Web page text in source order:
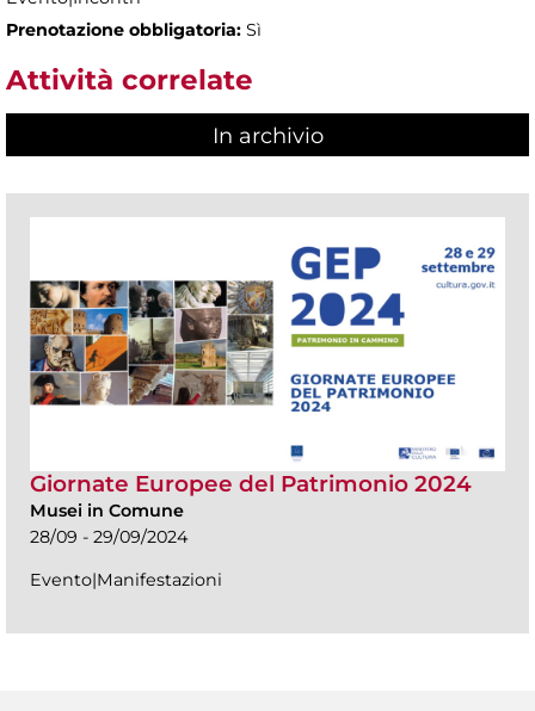
Prenotazione obbligatoria: Sì
Attività correlate
In archivio
Giornate Europee del Patrimonio 2024
Musei in Comune
28/09 - 29/09/2024
Evento|Manifestazioni